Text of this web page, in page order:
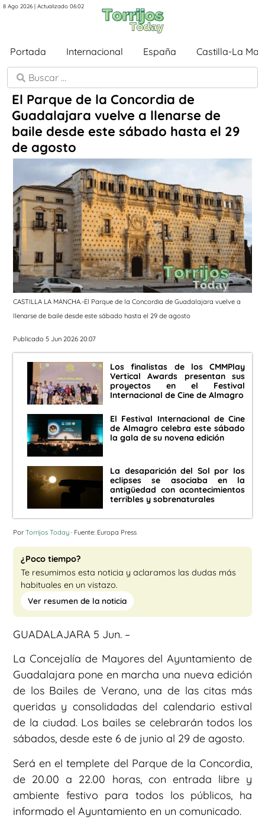
8 Ago 2026 | Actualizado 06:02
Portada Internacional España Castilla-La
El Parque de la Concordia de
Guadalajara vuelve a llenarse de
baile desde este sábado hasta el 29
de agosto
CASTILLA LA MANCHA.-El Parque de la Concordia de Guadalajara vuelve a
llenarse de baile desde este sábado hasta el 29 de agosto
Publicado 5 Jun 2026 20:07
Los finalistas de los CMMPlay
Vertical Awards presentan sus
proyectos en el Festival
Internacional de Cine de Almagro
El Festival Internacional de Cine
de Almagro celebra este sábado
la gala de su novena edición
La desaparición del Sol por los
eclipses se asociaba en la
antigüedad con acontecimientos
terribles y sobrenaturales
Por Torrijos Today · Fuente: Europa Press
¿Poco tiempo?
Te resumimos esta noticia y aclaramos las dudas más
habituales en un vistazo.
Ver resumen de la noticia
GUADALAJARA 5 Jun. –
La Concejalía de Mayores del Ayuntamiento de
Guadalajara pone en marcha una nueva edición
de los Bailes de Verano, una de las citas más
queridas y consolidadas del calendario estival
de la ciudad. Los bailes se celebrarán todos los
sábados, desde este 6 de junio al 29 de agosto.
Será en el templete del Parque de la Concordia,
de 20.00 a 22.00 horas, con entrada libre y
ambiente festivo para todos los públicos, ha
informado el Ayuntamiento en un comunicado.